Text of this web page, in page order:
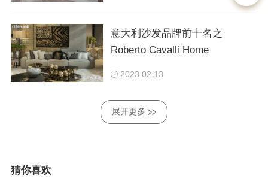
意大利沙发品牌前十名之
Roberto Cavalli Home
2023.02.13
展开更多
猜你喜欢